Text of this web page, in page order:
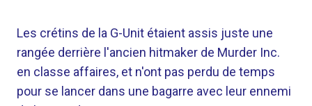
Les crétins de la G-Unit étaient assis juste une
rangée derrière l'ancien hitmaker de Murder Inc.
en classe affaires, et n'ont pas perdu de temps
pour se lancer dans une bagarre avec leur ennemi